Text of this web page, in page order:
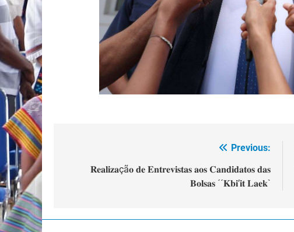
Previous:
𝐑𝐞𝐚𝐥𝐢𝐳𝐚çã𝐨 𝐝𝐞 𝐄𝐧𝐭𝐫𝐞𝐯𝐢𝐬𝐭𝐚𝐬 𝐚𝐨𝐬 𝐂𝐚𝐧𝐝𝐢𝐝𝐚𝐭𝐨𝐬 𝐝𝐚𝐬
𝐁𝐨𝐥𝐬𝐚𝐬 ´´𝐊𝐛𝐢’𝐢𝐭 𝐋𝐚𝐞𝐤`